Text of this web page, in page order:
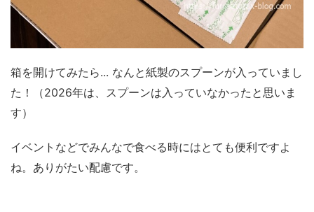
箱を開けてみたら... なんと紙製のスプーンが入っていまし
た！（2026年は、スプーンは入っていなかったと思いま
す）
イベントなどでみんなで食べる時にはとても便利ですよ
ね。ありがたい配慮です。